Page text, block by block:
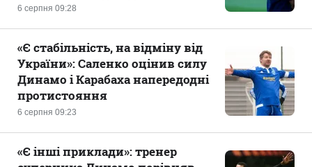
6 серпня 09:28
6 серпня 09:23
«Є стабільність, на відміну від
України»: Саленко оцінив силу
Динамо і Карабаха напередодні
протистояння
«Є інші приклади»: тренер